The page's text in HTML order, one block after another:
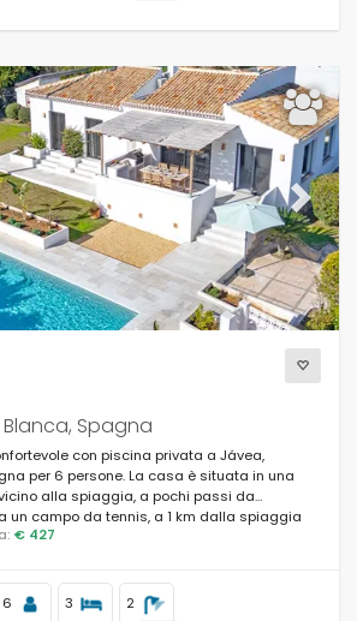
Next
Spagna
con piscina privata a Jávea,
per 6 persone. La casa è situata in una
alla spiaggia, a pochi passi da
un campo da tennis, a 1 km dalla spiaggia
e a 1 km dal Mediterráneo, Jávea.
€ 427
6 3 2